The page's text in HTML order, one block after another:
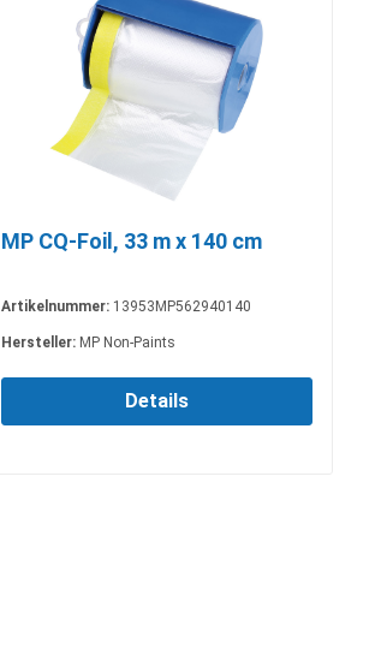
MP CQ-Foil, 33 m x 140 cm
Artikelnummer: 13953MP562940140
Hersteller: MP Non-Paints
Details